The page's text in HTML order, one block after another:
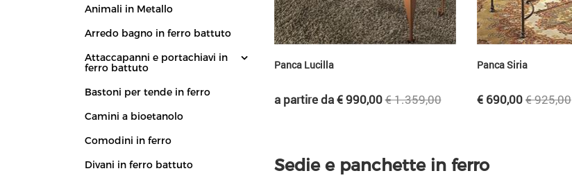
Panca Lucilla
a partire da € 990,00€ 1.359,00
Panca Siria
€ 690,00€ 925,00
Sedie e panchette in ferro
Animali in Metallo
Arredo bagno in ferro battuto
Attaccapanni e portachiavi in
ferro battuto
Bastoni per tende in ferro
Camini a bioetanolo
Comodini in ferro
Divani in ferro battuto